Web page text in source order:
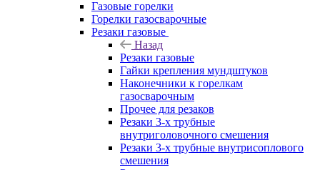
Газовые горелки
Горелки газосварочные
Резаки газовые
Назад
Резаки газовые
Гайки крепления мундштуков
Наконечники к горелкам
газосварочным
Прочее для резаков
Резаки 3-х трубные
внутриголовочного смешения
Резаки 3-х трубные внутрисоплового
смешения